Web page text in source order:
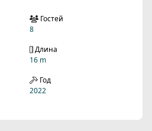
Гостей
8
Длина
16 m
Год
2022